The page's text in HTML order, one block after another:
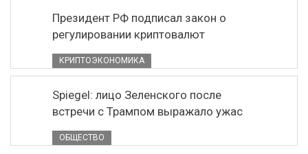
Президент РФ подписал закон о
регулировании криптовалют
КРИПТОЭКОНОМИКА
Spiegel: лицо Зеленского после
встречи с Трампом выражало ужас
ОБЩЕСТВО